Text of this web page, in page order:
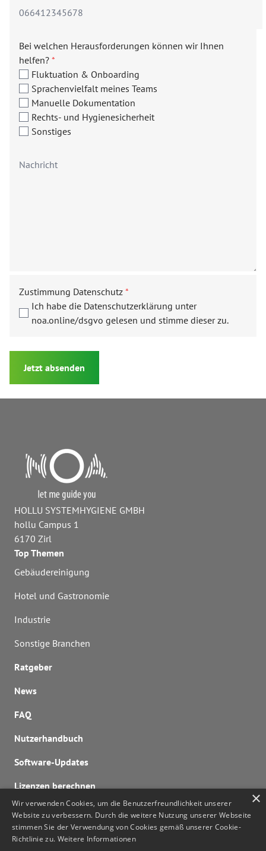
Bei welchen Herausforderungen können wir Ihnen
helfen? *
Fluktuation & Onboarding
Sprachenvielfalt meines Teams
Manuelle Dokumentation
Rechts- und Hygienesicherheit
Sonstiges
Zustimmung Datenschutz *
Ich habe die Datenschutzerklärung unter
noa.online/dsgvo gelesen und stimme dieser zu.
Jetzt absenden
HOLLU SYSTEMHYGIENE GMBH
hollu Campus 1
6170 Zirl
Top Themen
Gebäudereinigung
Hotel und Gastronomie
Industrie
Sonstige Branchen
Ratgeber
News
FAQ
Nutzerhandbuch
Software-Updates
Lizenzen berechnen
Kontaktieren Sie uns
noa@noa.online
×
Wir verwenden Cookies, um die Benutzerfreundlichkeit unserer
Website zu verbessern. Durch die weitere Nutzung unserer Webseite
stimmen Sie der Verwendung von Cookies gemäß unserer Cookie-
Richtlinie zu. Weitere Informationen